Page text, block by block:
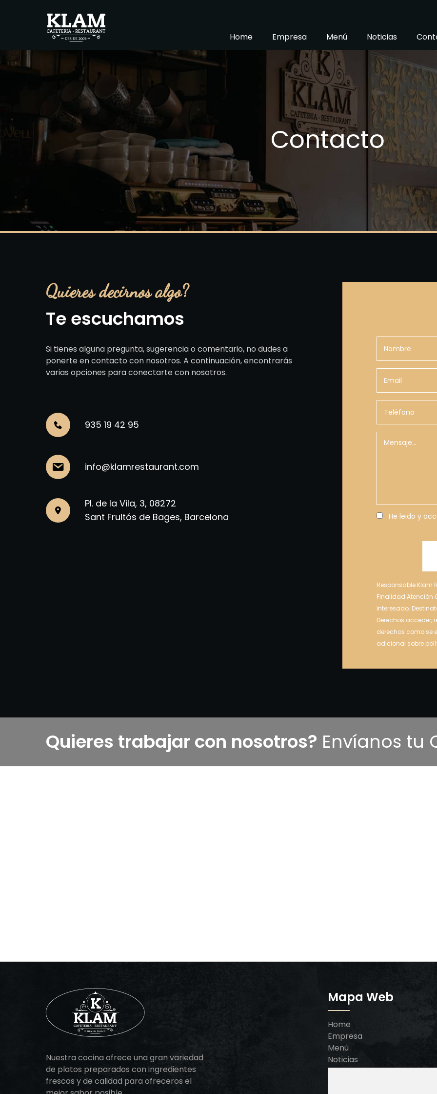
Home Empresa Menú Noticias
Contacto
Quieres decirnos algo?
Te escuchamos
Si tienes alguna pregunta, sugerencia o comentario, no dudes a
ponerte en contacto con nosotros. A continuación, encontrarás
varias opciones para conectarte con nosotros.
935 19 42 95
info@klamrestaurant.com
Pl. de la Vila, 3, 08272
Sant Fruitós de Bages, Barcelona
He leido y
Responsable Klam
Finalidad Atención
interesado.
Derechos acceder,
derechos como se
adicional sobre
Quieres trabajar con nosotros? Envíanos tu
Nuestra cocina ofrece una gran variedad
de platos preparados con ingredientes
frescos y de calidad para ofreceros el
Mapa Web
Home
Empresa
Menú
Noticias
Contacto